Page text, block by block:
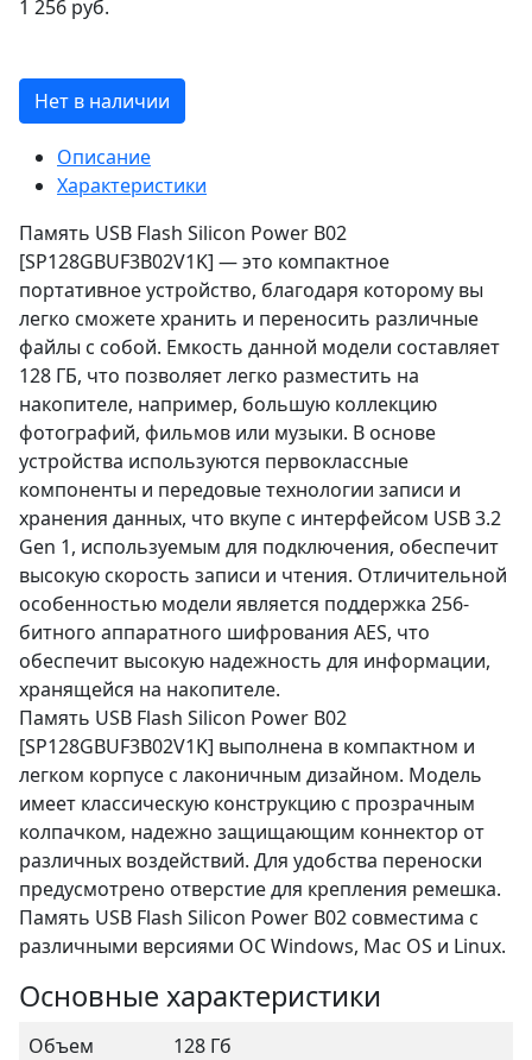
1 256 руб.
Нет в наличии
Описание
Характеристики
Память USB Flash Silicon Power B02
[SP128GBUF3B02V1K] — это компактное
портативное устройство, благодаря которому вы
легко сможете хранить и переносить различные
файлы с собой. Емкость данной модели составляет
128 ГБ, что позволяет легко разместить на
накопителе, например, большую коллекцию
фотографий, фильмов или музыки. В основе
устройства используются первоклассные
компоненты и передовые технологии записи и
хранения данных, что вкупе с интерфейсом USB 3.2
Gen 1, используемым для подключения, обеспечит
высокую скорость записи и чтения. Отличительной
особенностью модели является поддержка 256-
битного аппаратного шифрования AES, что
обеспечит высокую надежность для информации,
хранящейся на накопителе.
Память USB Flash Silicon Power B02
[SP128GBUF3B02V1K] выполнена в компактном и
легком корпусе с лаконичным дизайном. Модель
имеет классическую конструкцию с прозрачным
колпачком, надежно защищающим коннектор от
различных воздействий. Для удобства переноски
предусмотрено отверстие для крепления ремешка.
Память USB Flash Silicon Power B02 совместима с
различными версиями ОС Windows, Mac OS и Linux.
Основные характеристики
Объем
128 Гб